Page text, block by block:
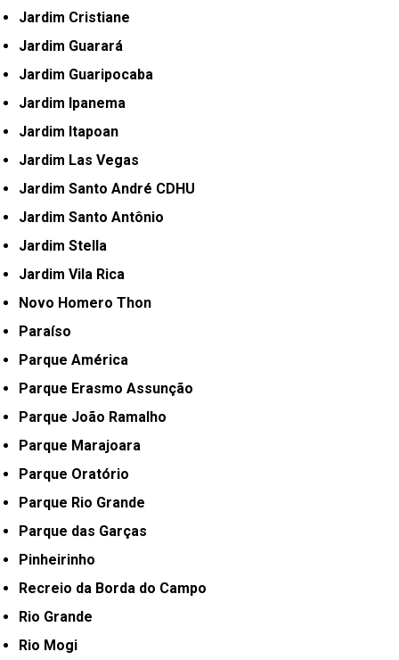
Jardim Cristiane
Jardim Guarará
Jardim Guaripocaba
Jardim Ipanema
Jardim Itapoan
Jardim Las Vegas
Jardim Santo André CDHU
Jardim Santo Antônio
Jardim Stella
Jardim Vila Rica
Novo Homero Thon
Paraíso
Parque América
Parque Erasmo Assunção
Parque João Ramalho
Parque Marajoara
Parque Oratório
Parque Rio Grande
Parque das Garças
Pinheirinho
Recreio da Borda do Campo
Rio Grande
Rio Mogi